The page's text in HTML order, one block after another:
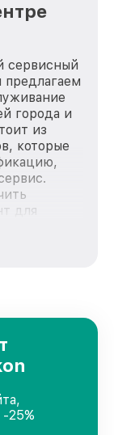
сервисный
города и
из
которые
для
вне
Мы
25%